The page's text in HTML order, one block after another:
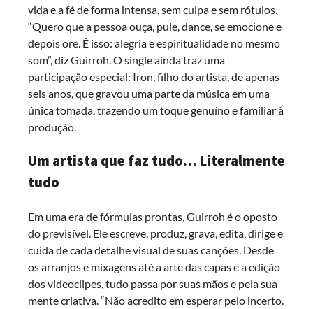
vida e a fé de forma intensa, sem culpa e sem rótulos.
“Quero que a pessoa ouça, pule, dance, se emocione e
depois ore. É isso: alegria e espiritualidade no mesmo
som”, diz Guirroh. O single ainda traz uma
participação especial: Iron, filho do artista, de apenas
seis anos, que gravou uma parte da música em uma
única tomada, trazendo um toque genuíno e familiar à
produção.
Um artista que faz tudo… Literalmente
tudo
Em uma era de fórmulas prontas, Guirroh é o oposto
do previsível. Ele escreve, produz, grava, edita, dirige e
cuida de cada detalhe visual de suas canções. Desde
os arranjos e mixagens até a arte das capas e a edição
dos videoclipes, tudo passa por suas mãos e pela sua
mente criativa. “Não acredito em esperar pelo incerto.